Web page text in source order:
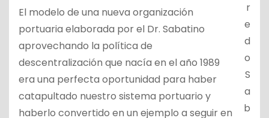
r
e
d
o
S
a
b
El modelo de una nueva organización
portuaria elaborada por el Dr. Sabatino
aprovechando la política de
descentralización que nacía en el año 1989
era una perfecta oportunidad para haber
catapultado nuestro sistema portuario y
haberlo convertido en un ejemplo a seguir en